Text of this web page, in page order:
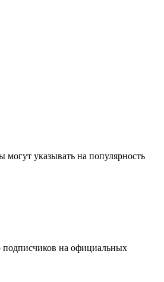
указывать на популярность
подписчиков на официальных